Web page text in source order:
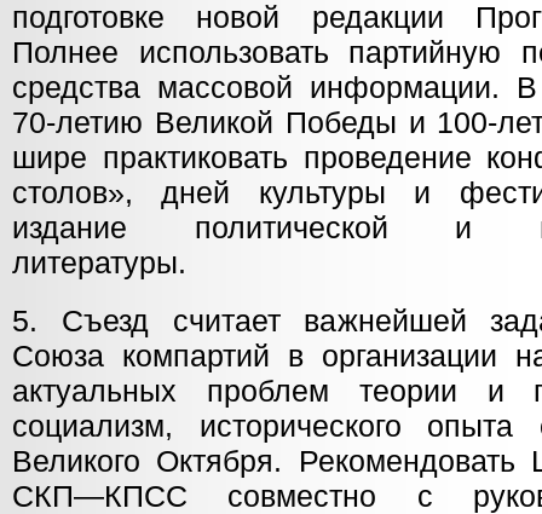
подготовке новой редакции
Полнее использовать партийную
средства массовой информации. В
70-летию Великой Победы и 100-
шире практиковать проведение
столов», дней культуры и
издание политической и
литературы.
5. Съезд считает важнейшей
Союза компартий в организации
актуальных проблем теории и
социализм, исторического
Великого Октября. Рекомендовать
СКП—КПСС совместно с